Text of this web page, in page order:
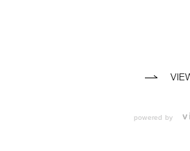
powered by